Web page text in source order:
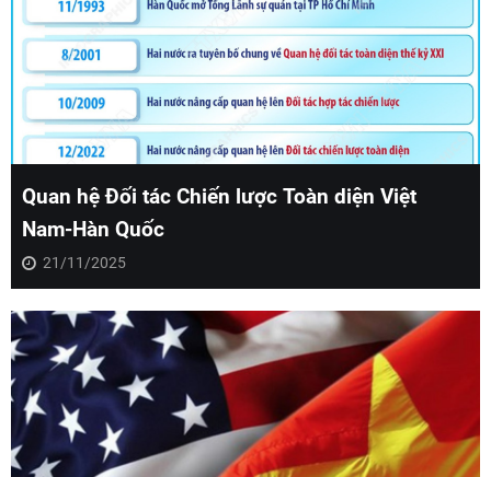
Quan hệ Đối tác Chiến lược Toàn diện Việt
Nam-Hàn Quốc
21/11/2025